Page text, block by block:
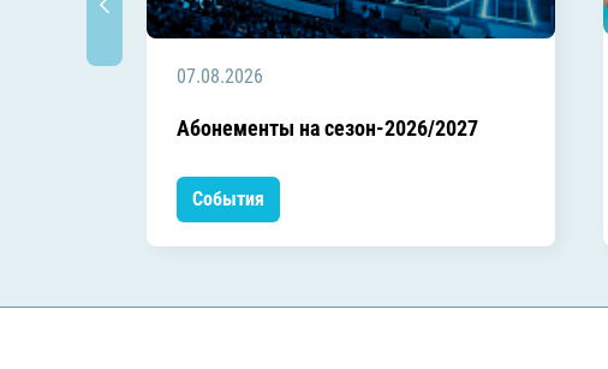
07.08.2026
Абонементы на сезон-2026/2027
События